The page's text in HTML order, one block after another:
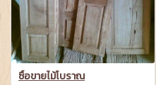
ซื้อขายไม้โบราณ